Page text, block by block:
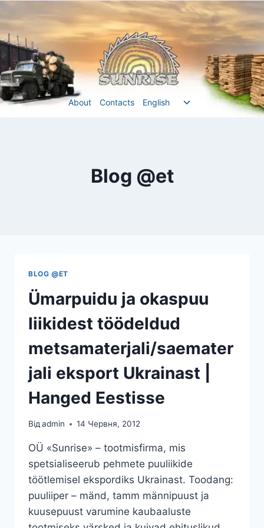
Перейти
до
вмісту
About Contacts English
Перемкнути
Blog @et
BLOG @ET
Ümarpuidu ja okaspuu
liikidest töödeldud
metsamaterjali/saemater
jali eksport Ukrainast |
Hanged Eestisse
Відadmin 14 Червня, 2012
OÜ «Sunrise» – tootmisfirma, mis
spetsialiseerub pehmete puuliikide
töötlemisel ekspordiks Ukrainast. Toodang:
puuliiper – mänd, tamm männipuust ja
kuusepuust varumine kaubaaluste